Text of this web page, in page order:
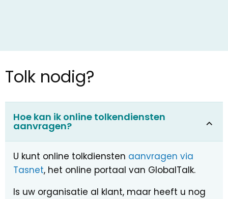
Tolk nodig?
Hoe kan ik online tolkendiensten
aanvragen?
U kunt online tolkdiensten aanvragen via
Tasnet, het online portaal van GlobalTalk.
Is uw organisatie al klant, maar heeft u nog